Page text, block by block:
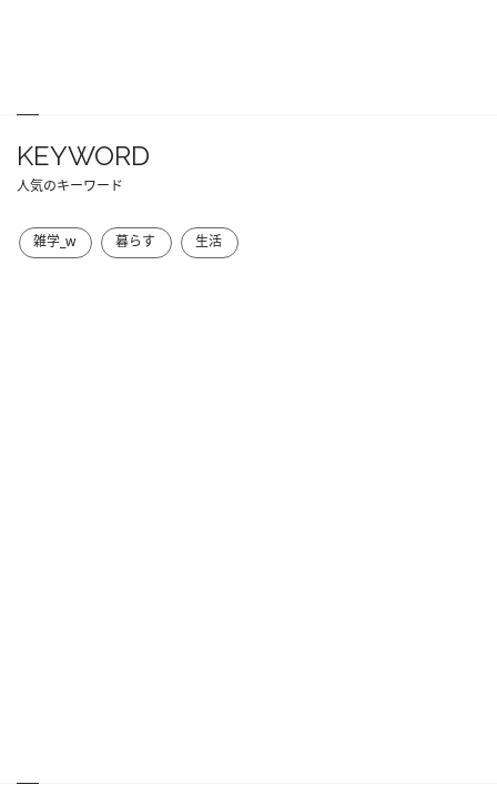
KEYWORD
人気のキーワード
雑学_w 暮らす 生活